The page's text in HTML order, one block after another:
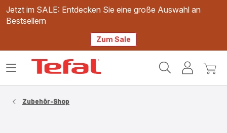
Jetzt im SALE: Entdecken Sie eine große Auswahl an
Bestsellern
Zum Sale
Mein
Mein
Das
Zubehör-Shop